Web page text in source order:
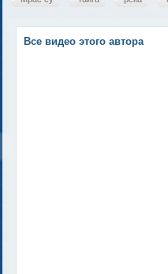
Все видео этого автора